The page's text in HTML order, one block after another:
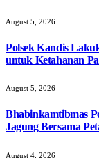
August 5, 2026
Polsek Kandis
untuk Ketahanan
August 5, 2026
Bhabinkamtibmas
Jagung Bersama
August 4, 2026